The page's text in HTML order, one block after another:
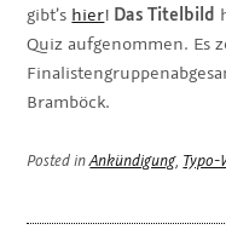
gibt’s hier! Das Titelbild
Quiz aufgenommen. Es
Bramböck.
Posted inAnkündigung, Typo-